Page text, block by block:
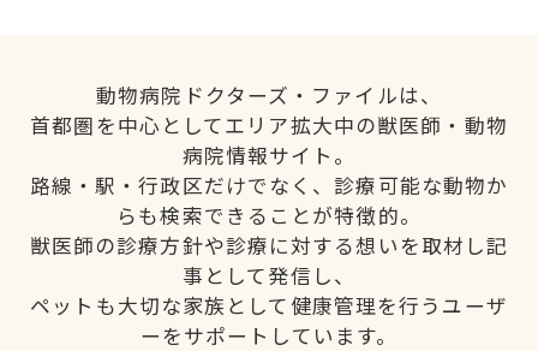
動物病院ドクターズ・ファイルは、
首都圏を中心としてエリア拡大中の獣医師・動物
病院情報サイト。
路線・駅・行政区だけでなく、診療可能な動物か
らも検索できることが特徴的。
獣医師の診療方針や診療に対する想いを取材し記
事として発信し、
ペットも大切な家族として健康管理を行うユーザ
ーをサポートしています。